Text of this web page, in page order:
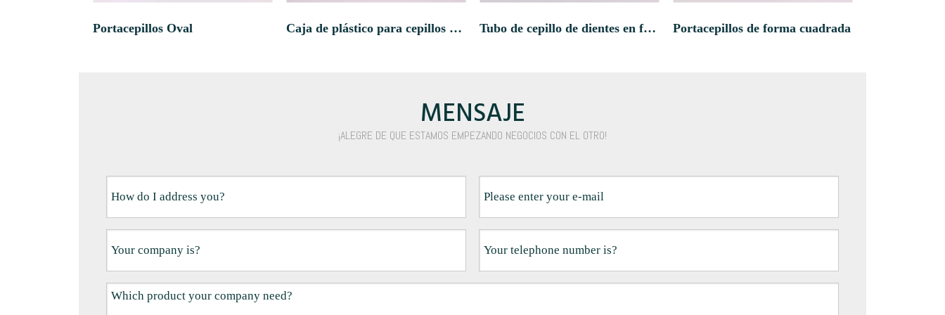
Portacepillos Oval Caja de plástico para cepillos de dientes con clip de posición Tubo de cepillo de dientes en forma ovalada Portacepillos de forma cuadrada
MENSAJE
¡ALEGRE DE QUE ESTAMOS EMPEZANDO NEGOCIOS CON EL OTRO!